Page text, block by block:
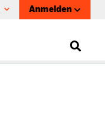
Anmelden